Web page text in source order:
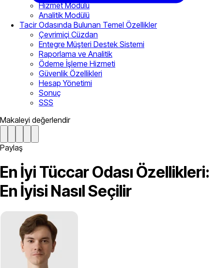
Hizmet Modülü
Analitik Modülü
Tacir Odasında Bulunan Temel Özellikler
Çevrimiçi Cüzdan
Entegre Müşteri Destek Sistemi
Raporlama ve Analitik
Ödeme İşleme Hizmeti
Güvenlik Özellikleri
Hesap Yönetimi
Sonuç
SSS
Makaleyi değerlendir
Paylaş
En İyi Tüccar Odası Özellikleri:
En İyisi Nasıl Seçilir